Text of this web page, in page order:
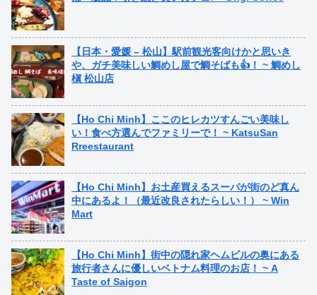
【日本・愛媛 – 松山】駅前観光客向けかと思いき
や、ガチ美味しい鯛めし屋で鯛そばも👍！ ~ 鯛めし
槇 松山店
【Ho Chi Minh】ここのヒレカツすんごい美味し
い！食べ方選んでファミリーで！ ~ KatsuSan
Rreestaurant
【Ho Chi Minh】お土産買えるスーパが街のど真ん
中にあるよ！（最近改良されたらしい！） ~ Win
Mart
【Ho Chi Minh】街中の隠れ家ヘムビルの奥にある
旅行者さんに優しいベトナム料理のお店！ ~ A
Taste of Saigon